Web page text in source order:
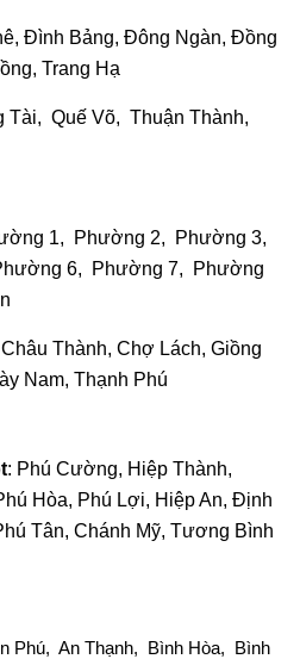
Đình Bảng, Đông Ngàn, Đồng
Trang Hạ
Quế Võ, Thuận Thành,
1, Phường 2, Phường 3,
6, Phường 7, Phường
Thành, Chợ Lách, Giồng
Nam, Thạnh Phú
: Phú Cường, Hiệp Thành,
Hòa, Phú Lợi, Hiệp An, Định
Tân, Chánh Mỹ, Tương Bình
Phú, An Thạnh, Bình Hòa, Bình